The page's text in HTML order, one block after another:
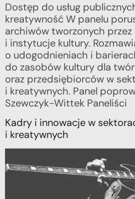
Dostęp do usług
kreatywność W panelu
archiwów tworzonych
i instytucje kultury.
o udogodnieniach i
do zasobów kultury dla
oraz przedsiębiorców w
i kreatywnych. Panel
Szewczyk-Wittek Paneliści
Kadry i innowacje w
i kreatywnych